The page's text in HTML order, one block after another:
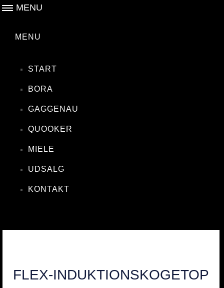
MENU
MENU
START
BORA
GAGGENAU
QUOOKER
MIELE
UDSALG
KONTAKT
FLEX-INDUKTIONSKOGETOP